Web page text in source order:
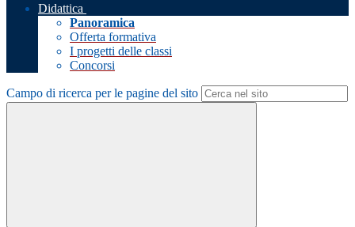
Didattica
Panoramica
Offerta formativa
I progetti delle classi
Concorsi
Campo di ricerca per le pagine del sito